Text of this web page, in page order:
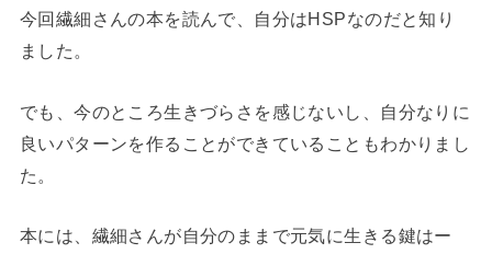
今回繊細さんの本を読んで、自分はHSPなのだと知り
ました。
でも、今のところ生きづらさを感じないし、自分なりに
良いパターンを作ることができていることもわかりまし
た。
本には、繊細さんが自分のままで元気に生きる鍵はー